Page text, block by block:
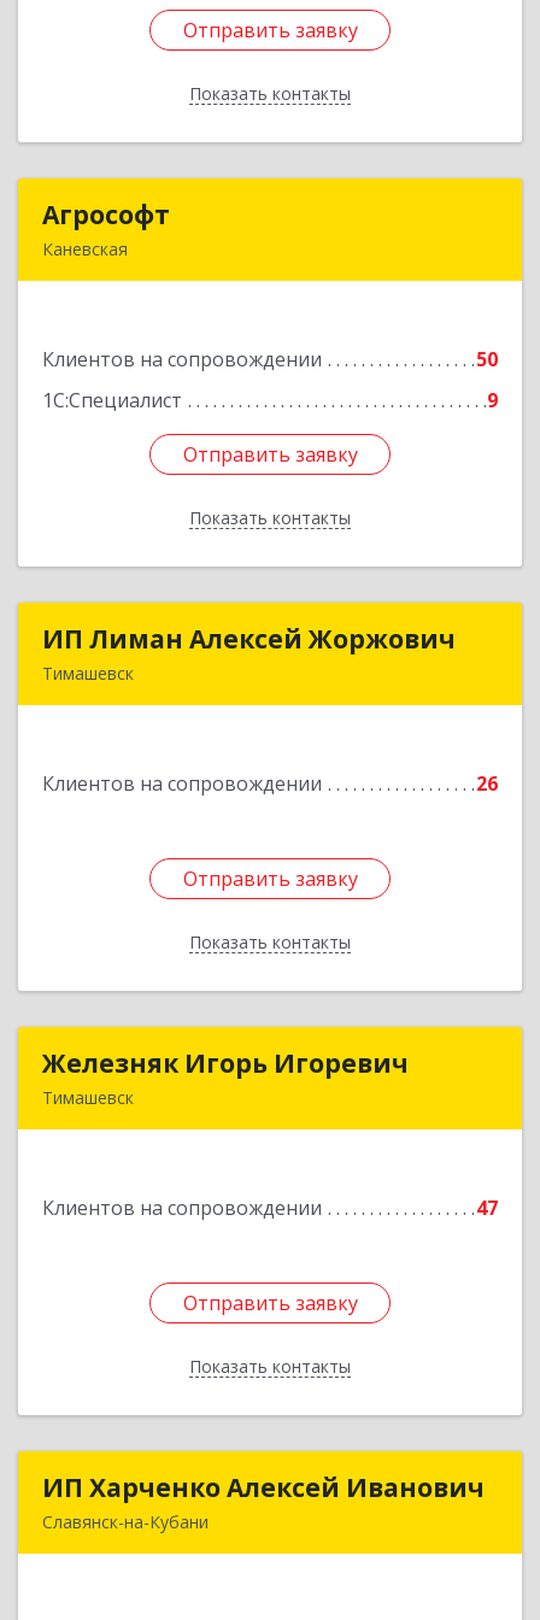
Отправить заявку
Показать контакты
Отправить заявку
Назад
Агрософт
Каневская
Клиентов на сопровождении
50
1С:Специалист
9
Отправить заявку
Показать контакты
Подробнее
Отправить заявку
Назад
ИП Лиман Алексей Жоржович
Тимашевск
Клиентов на сопровождении 26
Отправить заявку
Показать контакты
ИП Лиман Алексей Жоржович
Подробнее
Отправить заявку
Назад
Железняк Игорь Игоревич
Тимашевск
Клиентов на сопровождении 47
Отправить заявку
Показать контакты
Железняк Игорь Игоревич
Подробнее
Отправить заявку
Назад
ИП Харченко Алексей Иванович
Славянск-на-Кубани
ИП Харченко Алексей Иванович